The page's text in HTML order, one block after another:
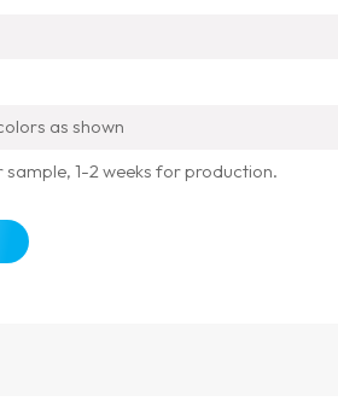
as shown
sample, 1-2 weeks for production.